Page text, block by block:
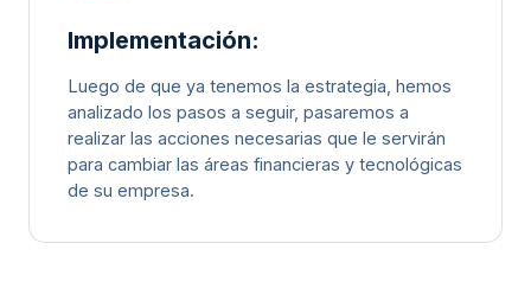
Implementación:
Luego de que ya tenemos la estrategia, hemos
analizado los pasos a seguir, pasaremos a
realizar las acciones necesarias que le servirán
para cambiar las áreas financieras y tecnológicas
de su empresa.